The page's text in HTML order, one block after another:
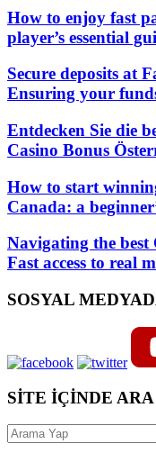
How to enjoy fast
player’s essential
Secure deposits at
Ensuring your
Entdecken Sie die
Casino Bonus
How to start
Canada: a
Navigating the
Fast access to real
SOSYAL
SİTE İÇİNDE ARA